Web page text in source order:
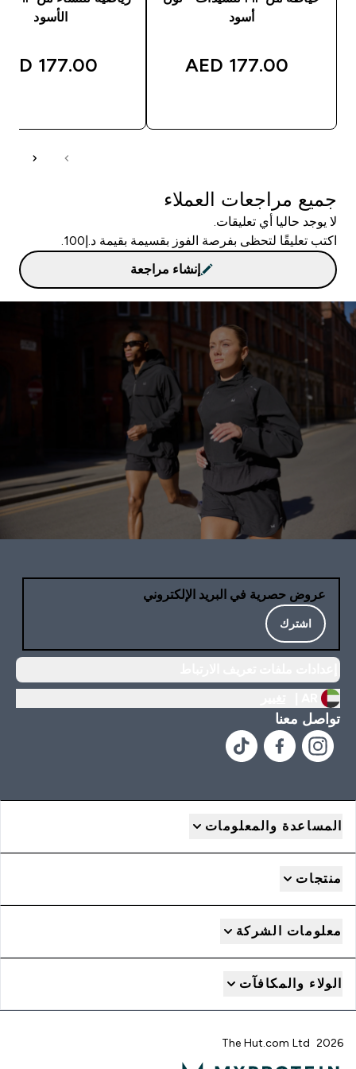
أسود
177.00 AED‎
الأسود
177.00 AED‎
جميع مراجعات العملاء
لا يوجد حاليا أي تعليقات.
اكتب تعليقًا لتحظى بفرصة الفوز بقسيمة بقيمة د.إ100.
إنشاء مراجعة
عروض حصرية في البريد الإلكتروني
اشترك
تواصل معنا
المساعدة والمعلومات
منتجات
معلومات الشركة
الولاء والمكافآت
2026 The Hut.com Ltd